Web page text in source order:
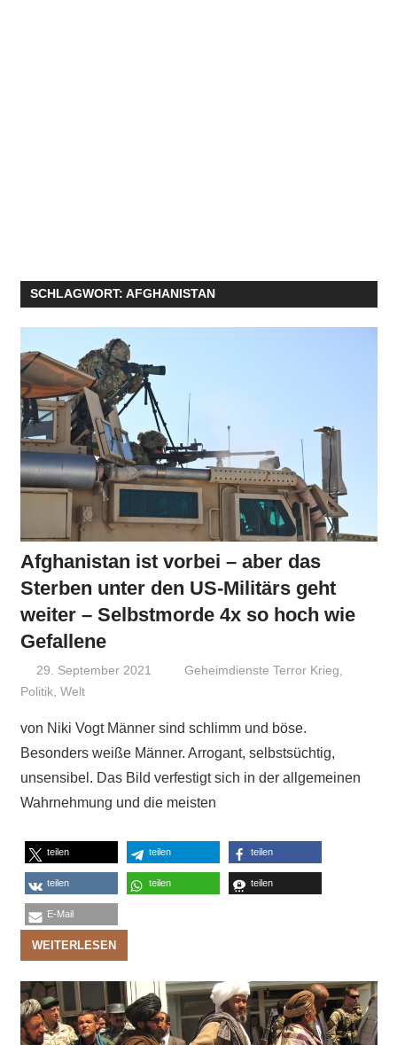
SCHLAGWORT: AFGHANISTAN
Afghanistan ist vorbei – aber das
Sterben unter den US-Militärs geht
weiter – Selbstmorde 4x so hoch wie
Gefallene
29. September 2021 Niki Vogt
Geheimdienste Terror Krieg,
Politik, Welt
von Niki Vogt Männer sind schlimm und böse.
Besonders weiße Männer. Arrogant, selbstsüchtig,
unsensibel. Das Bild verfestigt sich in der allgemeinen
Wahrnehmung und die meisten
teilen teilen teilen
teilen teilen teilen
E-Mail
WEITERLESEN